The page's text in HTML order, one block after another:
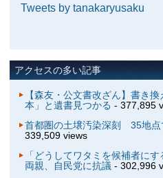
Tweets by tanakaryusaku
アクセスの多い記事
【森友・公文書改ざん】書き
本」と遺書見つかる - 377,895
首都圏の土壌汚染深刻 35地点
339,509 views
「どうしてワタミを候補者に
両親、自民党に抗議- 302,996